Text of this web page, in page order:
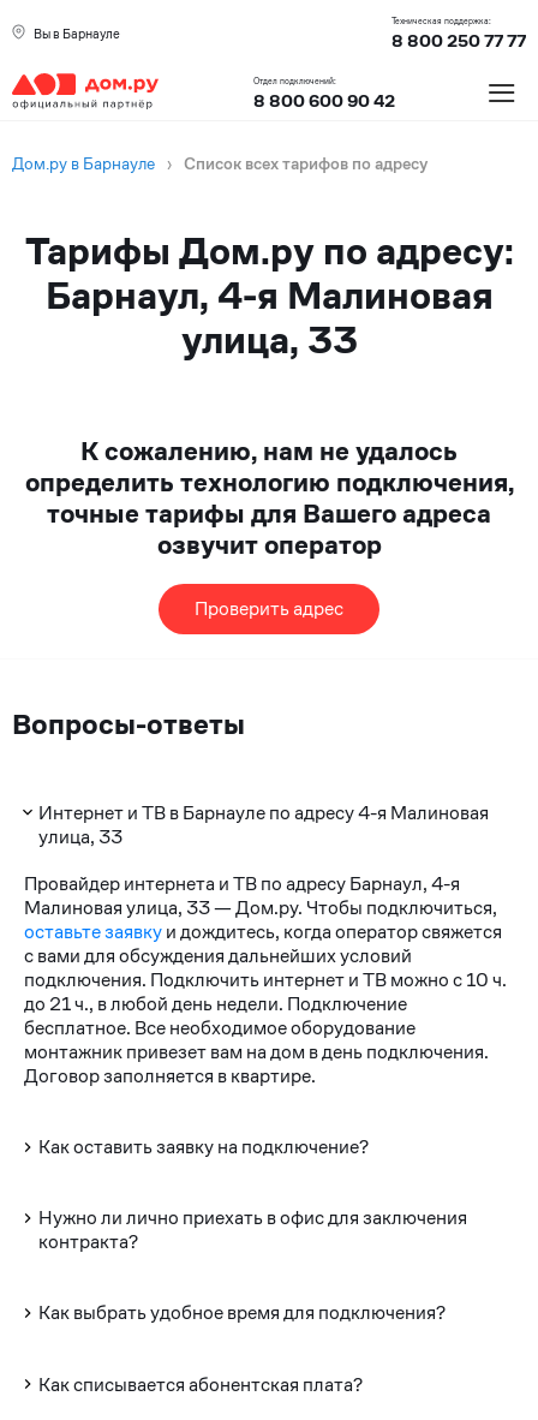
Вы в Барнауле
Техническая поддержка:
8 800 250 77 77
Отдел подключений:
8 800 600 90 42 ≡
Дом.ру в Барнауле › Список всех тарифов по адресу
Тарифы Дом.ру по адресу:
Барнаул, 4-я Малиновая
улица, 33
К сожалению, нам не удалось
определить технологию подключения,
точные тарифы для Вашего адреса
озвучит оператор
Проверить адрес
Вопросы-ответы
Интернет и ТВ в Барнауле по адресу 4-я Малиновая
улица, 33
Провайдер интернета и ТВ по адресу Барнаул, 4-я
Малиновая улица, 33 — Дом.ру. Чтобы подключиться,
оставьте заявкуи дождитесь, когда оператор свяжется
с вами для обсуждения дальнейших условий
подключения. Подключить интернет и ТВ можно с 10 ч.
до 21 ч., в любой день недели. Подключение
бесплатное. Все необходимое оборудование
монтажник привезет вам на дом в день подключения.
Договор заполняется в квартире.
Как оставить заявку на подключение?
Нужно ли лично приехать в офис для заключения
контракта?
Как выбрать удобное время для подключения?
Как списывается абонентская плата?